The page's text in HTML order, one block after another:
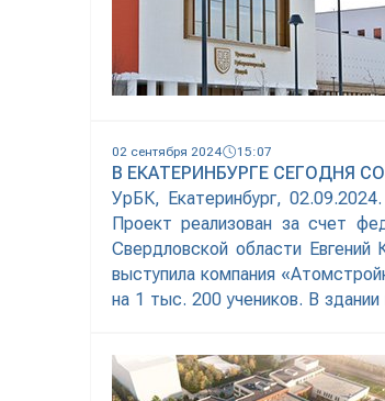
02 сентября 2024 15:07
В ЕКАТЕРИНБУРГЕ СЕГОДНЯ
УрБК, Екатеринбург,
Проект реализован за счет
Свердловской области
выступила компания
на 1 тыс. 200 учеников. В